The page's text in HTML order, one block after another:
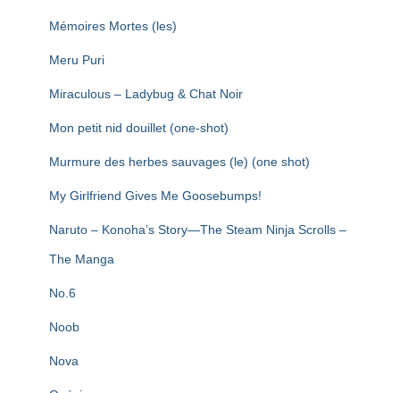
Mémoires Mortes (les)
Meru Puri
Miraculous – Ladybug & Chat Noir
Mon petit nid douillet (one-shot)
Murmure des herbes sauvages (le) (one shot)
My Girlfriend Gives Me Goosebumps!
Naruto – Konoha’s Story—The Steam Ninja Scrolls –
The Manga
No.6
Noob
Nova